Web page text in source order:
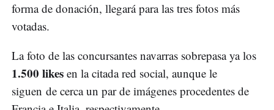
forma de donación, llegará para las tres fotos más
votadas.
La foto de las concursantes navarras sobrepasa ya los
1.500 likes en la citada red social, aunque le
siguen de cerca un par de imágenes procedentes de